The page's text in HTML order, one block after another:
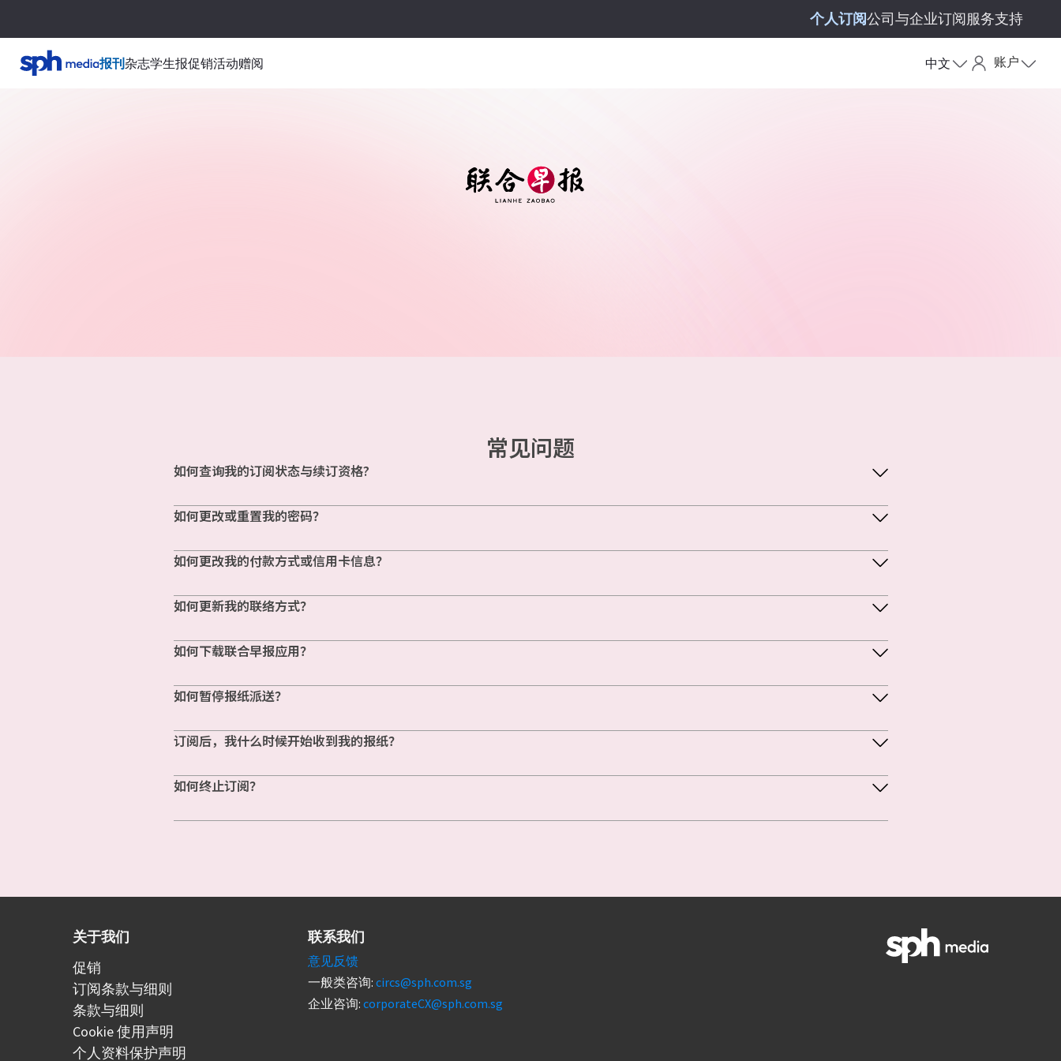
个人订阅公司与企业订阅服务支持
报刊杂志学生报促销活动赠阅 中文 账户
常见问题
如何查询我的订阅状态与续订资格?
如何更改或重置我的密码？
如何更改我的付款方式或信用卡信息？
如何更新我的联络方式？
如何下载联合早报应用？
如何暂停报纸派送？
订阅后，我什么时候开始收到我的报纸？
如何终止订阅？
关于我们
促销
订阅条款与细则
条款与细则
Cookie 使用声明
个人资料保护声明
联系我们
意见反馈
一般类咨询: circs@sph.com.sg
企业咨询: corporateCX@sph.com.sg